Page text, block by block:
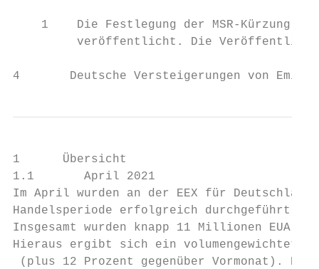
1    Die Festlegung der MSR-Kürzung
veröffentlicht. Die
4       Deutsche Versteigerungen von
1      Übersicht
1.1       April 2021
Im April wurden an der EEX für
Handelsperiode erfolgreich durchgeführt.
Insgesamt wurden knapp 11 Millionen EUA
Hieraus ergibt sich ein volumengewichteter
(plus 12 Prozent gegenüber Vormonat).